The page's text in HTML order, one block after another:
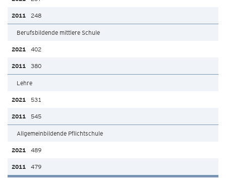
248
Berufsbildende mittlere Schule
402
380
Lehre
531
545
Allgemeinbildende Pflichtschule
489
479